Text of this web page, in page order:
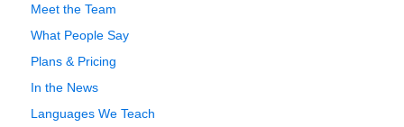
Meet the Team
What People Say
Plans & Pricing
In the News
Languages We Teach